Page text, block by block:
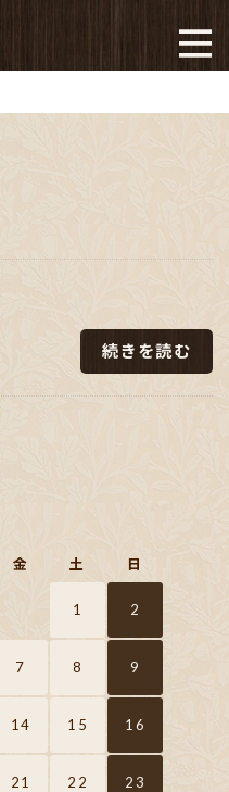
続きを読む
金 土 日
1 2
7 8 9
14 15 16
21 22 23